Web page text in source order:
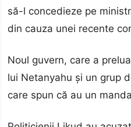
să-l concedieze pe
din cauza unei recente
Noul guvern, care a
lui Netanyahu și un grup
care spun că au un